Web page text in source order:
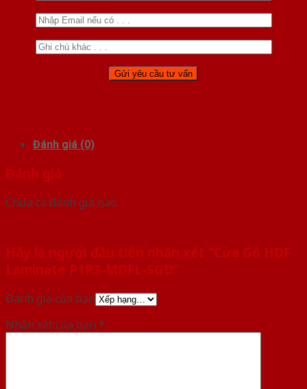
Đánh giá (0)
Đánh giá
Chưa có đánh giá nào.
Hãy là người đầu tiên nhận xét “Cửa Gỗ HDF
Laminate P1R3-MDFL-SGD”
Đánh giá của bạn
Nhận xét của bạn *